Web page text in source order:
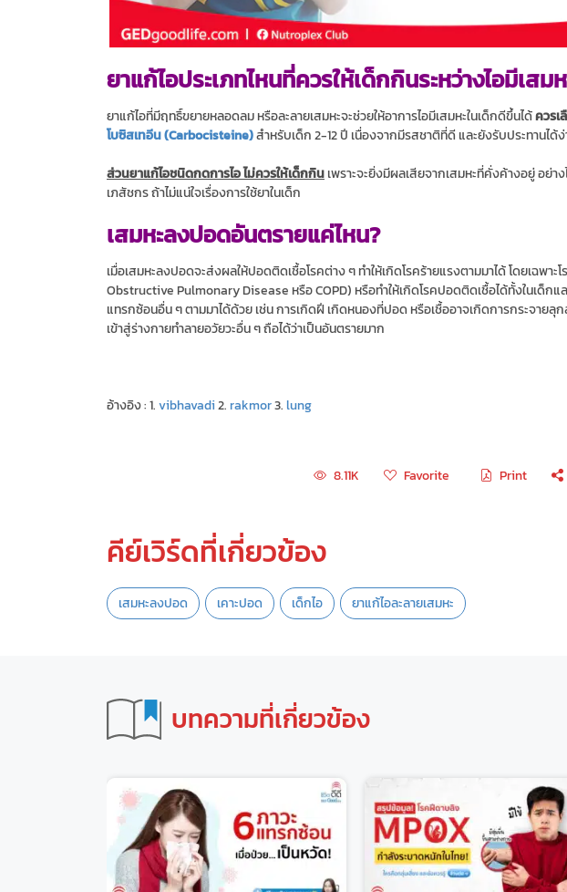
ยาแก้ไอประเภทไหนที่ควรให้เด็กกินระหว่างไอมีเสม
ยาแก้ไอที่มีฤทธิ์ขยายหลอดลม หรือละลายเสมหะจะช่วยให้อาการไอมีเสมหะในเด็กดีขึ้นได้ควรเ
โบซิสเทอีน (Carbocisteine)สำหรับเด็ก 2-12 ปี เนื่องจากมีรสชาติที่ดี และยังรับประทานได้
ส่วนยาแก้ไอชนิดกดการไอ ไม่ควรให้เด็กกิน เพราะจะยิ่งมีผลเสียจากเสมหะที่คั่งค้างอยู่ อย่
เภสัชกร ถ้าไม่แน่ใจเรื่องการใช้ยาในเด็ก
เสมหะลงปอดอันตรายแค่ไหน?
เมื่อเสมหะลงปอดจะส่งผลให้ปอดติดเชื้อโรคต่าง ๆ ทำให้เกิดโรคร้ายแรงตามมาได้ โดยเฉพา
Obstructive Pulmonary Disease หรือ COPD) หรือทำให้เกิดโรคปอดติดเชื้อได้ทั้งในเด็กแ
แทรกซ้อนอื่น ๆ ตามมาได้ด้วย เช่น การเกิดฝี เกิดหนองที่ปอด หรือเชื้ออาจเกิดการกระจาย
เข้าสู่ร่างกายทำลายอวัยวะอื่น ๆ ถือได้ว่าเป็นอันตรายมาก
อ้างอิง : 1. vibhavadi 2. rakmor3. lung
8.11K Favorite Print
คีย์เวิร์ดที่เกี่ยวข้อง
เสมหะลงปอด เคาะปอด เด็กไอ ยาแก้ไอละลายเสมหะ
บทความที่เกี่ยวข้อง